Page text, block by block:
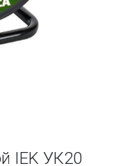
IEK УК20